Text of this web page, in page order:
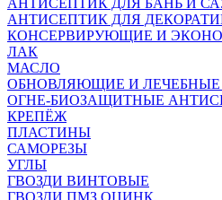
АНТИСЕПТИК ДЛЯ БАНЬ И
АНТИСЕПТИК ДЛЯ
КОНСЕРВИРУЮЩИЕ И
ЛАК
МАСЛО
ОБНОВЛЯЮЩИЕ И
ОГНЕ-БИОЗАЩИТНЫЕ
КРЕПЁЖ
ПЛАСТИНЫ
САМОРЕЗЫ
УГЛЫ
ГВОЗДИ ВИНТОВЫЕ
ГВОЗДИ ПМЗ ОЦИНК.